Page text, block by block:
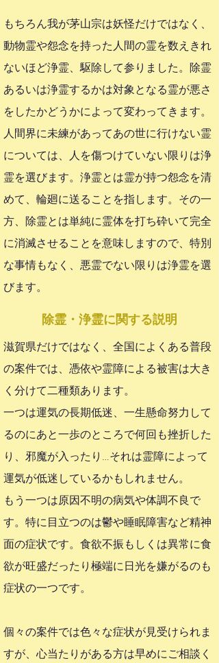
もちろん我が茅山宗は妖怪だけではなく、
動物霊や怨念を持った人間の霊を数えきれ
ないほど浄霊、駆除して参りました。除霊
あるいは浄霊するかは対象となる霊が悪さ
をしたかどうかによって変わってきます。
人間界に未練があってあの世に行けない霊
については、人を傷つけていない限りは浄
霊を選びます。浄霊とは霊が持つ怨念を清
めて、輪廻に送ることを指します。その一
方、除霊とは単純に霊体を打ち砕いて完全
に消滅させることを意味しますので、特別
な事情もなく、悪霊でない限りは浄霊を選
びます。
​除霊・浄霊に関する説明
滋賀県だけではなく、全国によくある普段
の案件では、憑依や霊障による被害は大き
く分けて二種類あります。
一つは運気の長期低迷、一生懸命努力して
るのにあと一歩のところで何回も挫折した
り、邪魔が入ったり…それは霊障によって
運気が低迷しているかもしれません。​
もう一つは原因不明の病気や体調不良で
す。特に目立つのは鬱や睡眠障害など精神
面の症状です。食欲不振もしくは異常に食
欲が旺盛だったり極端に日光を嫌がるのも
症状の一つです。
個々の案件では色々な症状が見受けられま
すが、心当たりがある方は早めにご相談く